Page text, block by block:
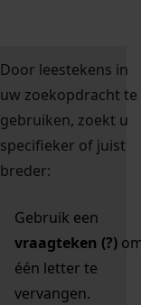
Door leestekens in
uw zoekopdracht te
gebruiken, zoekt u
specifieker of juist
breder:
Gebruik een
vraagteken (?)
één letter te
vervangen.